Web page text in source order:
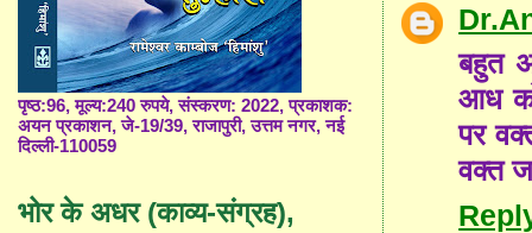
बहुत
आध
पर
वक्त
पृष्ठ:96, मूल्य:240 रुपये, संस्करण: 2022, प्रकाशक:
अयन प्रकाशन, जे-19/39, राजापुरी, उत्तम नगर, नई
दिल्ली-110059
भोर के अधर (काव्य-संग्रह),